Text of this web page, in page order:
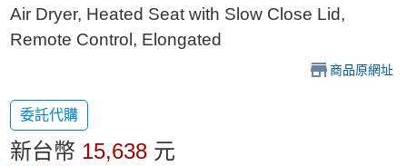
Air Dryer, Heated Seat with Slow Close Lid,
Remote Control, Elongated
商品原網址
委託代購
新台幣 15,638 元